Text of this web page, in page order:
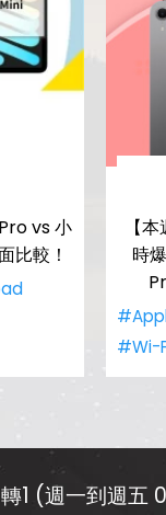
vs 小
比較！
【
時
#Wi-
1 (週一到週五